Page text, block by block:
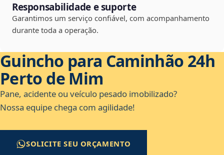
Responsabilidade e suporte
Garantimos um serviço confiável, com acompanhamento
durante toda a operação.
Guincho para Caminhão 24h
Perto de Mim
Pane, acidente ou veículo pesado imobilizado?
Nossa equipe chega com agilidade!
SOLICITE SEU ORÇAMENTO